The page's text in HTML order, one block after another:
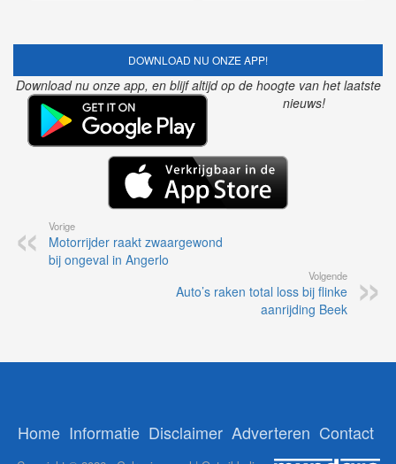
DOWNLOAD NU ONZE APP!
Download nu onze app, en blijf altijd op de hoogte van het laatste
nieuws!
Vorige
Motorrijder raakt zwaargewond
bij ongeval in Angerlo
Volgende
Auto’s raken total loss bij flinke
aanrijding Beek
Home Informatie Disclaimer Adverteren Contact